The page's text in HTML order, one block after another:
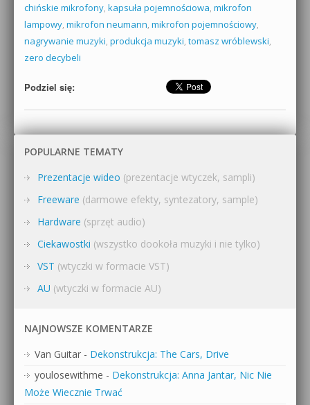
chińskie mikrofony, kapsuła pojemnościowa, mikrofon
lampowy, mikrofon neumann, mikrofon pojemnościowy,
nagrywanie muzyki, produkcja muzyki, tomasz wróblewski,
zero decybeli
Podziel się:
POPULARNE TEMATY
Prezentacje wideo (prezentacje wtyczek, sampli)
Freeware (darmowe efekty, syntezatory, sample)
Hardware (sprzęt audio)
Ciekawostki (wszystko dookoła muzyki i nie tylko)
VST (wtyczki w formacie VST)
AU (wtyczki w formacie AU)
NAJNOWSZE KOMENTARZE
Van Guitar - Dekonstrukcja: The Cars, Drive
youlosewithme - Dekonstrukcja: Anna Jantar, Nic Nie
Może Wiecznie Trwać